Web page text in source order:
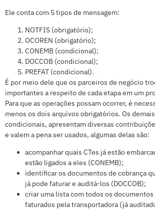
Ele conta com 5 tipos de mensagem:
NOTFIS (obrigatório);
OCOREN (obrigatório);
CONEMB (condicional);
DOCCOB (condicional);
PREFAT (condicional).
É por meio dele que os parceiros de negócio
importantes a respeito de cada etapa em um
Para que as operações possam ocorrer, é
menos os dois arquivos obrigatórios. Os
condicionais, apresentam diversas
e valem a pena ser usados, algumas delas são:
acompanhar quais CTes já estão
estão ligados a eles (CONEMB);
identificar os documentos de cobrança
já pode faturar e auditá-los (DOCCOB);
criar uma lista com todos os
faturados pela transportadora (já